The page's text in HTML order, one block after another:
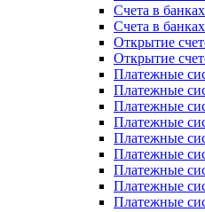
Счета в
Счета в
Открытие
Открытие
Платежные
Платежные
Платежные
Платежные
Платежные
Платежные
Платежные
Платежные
Платежные